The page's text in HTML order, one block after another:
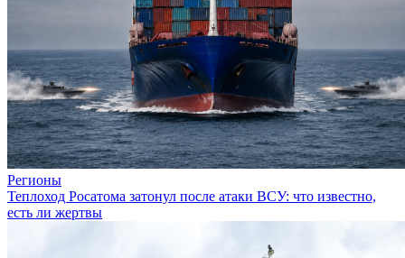
Регионы
Теплоход Росатома затонул после атаки ВСУ: что известно,
есть ли жертвы